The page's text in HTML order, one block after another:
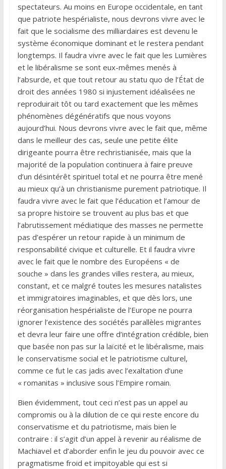
spectateurs. Au moins en Europe occidentale, en tant
que patriote hespérialiste, nous devrons vivre avec le
fait que le socialisme des milliardaires est devenu le
système économique dominant et le restera pendant
longtemps. Il faudra vivre avec le fait que les Lumières
et le libéralisme se sont eux-mêmes menés à
l’absurde, et que tout retour au statu quo de l’État de
droit des années 1980 si injustement idéalisées ne
reproduirait tôt ou tard exactement que les mêmes
phénomènes dégénératifs que nous voyons
aujourd’hui. Nous devrons vivre avec le fait que, même
dans le meilleur des cas, seule une petite élite
dirigeante pourra être rechristianisée, mais que la
majorité de la population continuera à faire preuve
d’un désintérêt spirituel total et ne pourra être mené
au mieux qu’à un christianisme purement patriotique. Il
faudra vivre avec le fait que l’éducation et l’amour de
sa propre histoire se trouvent au plus bas et que
l’abrutissement médiatique des masses ne permette
pas d’espérer un retour rapide à un minimum de
responsabilité civique et culturelle. Et il faudra vivre
avec le fait que le nombre des Européens « de
souche » dans les grandes villes restera, au mieux,
constant, et ce malgré toutes les mesures natalistes
et immigratoires imaginables, et que dès lors, une
réorganisation hespérialiste de l’Europe ne pourra
ignorer l’existence des sociétés parallèles migrantes
et devra leur faire une offre d’intégration crédible, bien
que basée non pas sur la laïcité et le libéralisme, mais
le conservatisme social et le patriotisme culturel,
comme ce fut le cas jadis avec l’exaltation d’une
« romanitas » inclusive sous l’Empire romain.
Bien évidemment, tout ceci n’est pas un appel au
compromis ou à la dilution de ce qui reste encore du
conservatisme et du patriotisme, mais bien le
contraire : il s’agit d’un appel à revenir au réalisme de
Machiavel et d’aborder enfin le jeu du pouvoir avec ce
pragmatisme froid et impitoyable qui est si